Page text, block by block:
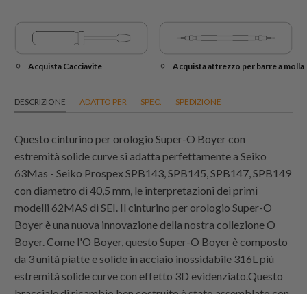
Acquista Cacciavite Acquista attrezzo per barre a molla
DESCRIZIONE ADATTO PER SPEC. SPEDIZIONE
Questo cinturino per orologio Super-O Boyer con
estremità solide curve si adatta perfettamente a Seiko
63Mas - Seiko Prospex SPB143, SPB145, SPB147, SPB149
con diametro di 40,5 mm, le interpretazioni dei primi
modelli 62MAS di SEI. Il cinturino per orologio Super-O
Boyer è una nuova innovazione della nostra collezione O
Boyer. Come l'O Boyer, questo Super-O Boyer è composto
da 3 unità piatte e solide in acciaio inossidabile 316L più
estremità solide curve con effetto 3D evidenziato.Questo